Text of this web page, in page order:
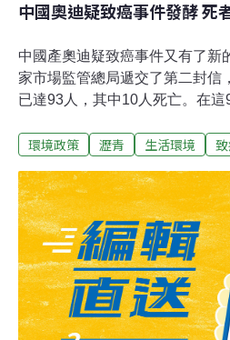
中國奧迪疑致癌事件發酵 死
中國產奧迪疑致癌事件又有了新
家市場監管總局遞交了第二封信
已達93人，其中10人死亡。在
人，罹患其它癌症者11人。央視
是使用瀝青充當阻尼片，其甲醛
括她自己在內的超過3000人的
強烈呼籲監管部門分批次、分車
料，並再次提到了深圳消協
該檢測活動中23輛奧迪Q5全部
環境政策 瀝青 生活環境